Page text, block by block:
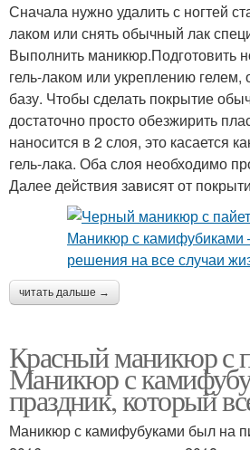
Сначала нужно удалить с ногтей
лаком или снять обычный лак
Выполнить маникюр.Подготовить
гель-лаком или укреплению
базу. Чтобы сделать покрытие
достаточно просто обезжирить
наносится в 2 слоя, это касается
гель-лака. Оба слоя необходимо
Далее действия зависят от
читать дальше →
Красный маникюр с
Маникюр с
праздник, который
Маникюр с камифубуками был на